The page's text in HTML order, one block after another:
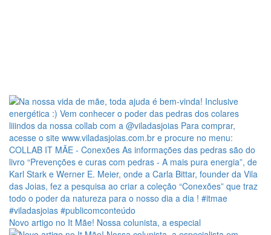
Novo artigo no It Mãe! Nossa colunista, a especial